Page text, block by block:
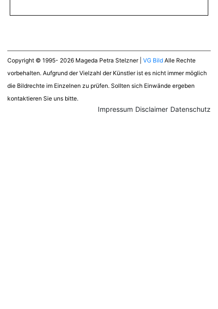
Copyright © 1995- 2026 Mageda Petra Stelzner | VG Bild Alle Rechte
vorbehalten. Aufgrund der Vielzahl der Künstler ist es nicht immer möglich
die Bildrechte im Einzelnen zu prüfen. Sollten sich Einwände ergeben
kontaktieren Sie uns bitte.
Datenschutz
Disclaimer
Impressum